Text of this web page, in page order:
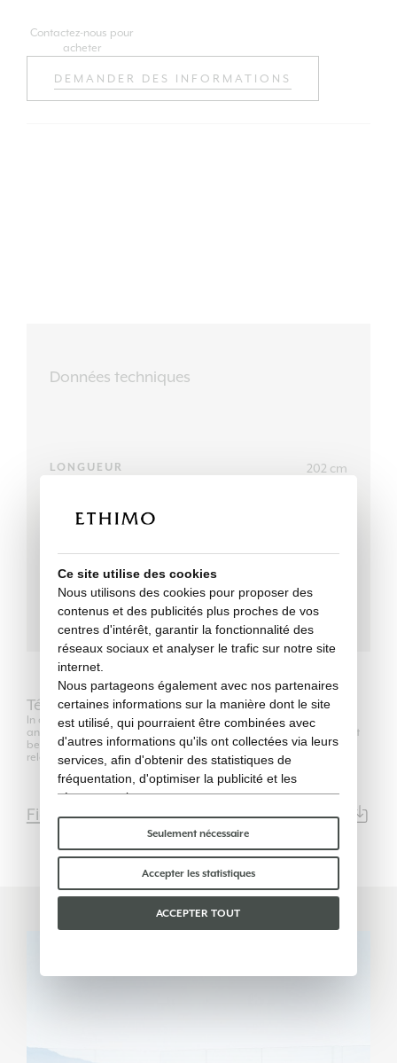
Contactez-nous pour
acheter
DEMANDER DES INFORMATIONS
Données techniques
LONGUEUR 202 cm
POIDS 17-13 kg
Télécharger
In compliance with the regulations of Copyright Law, the use of 2D
and 3D models is authorized only for its own purposes and can not
be transferred in any way to third parties, unrelated to the
relationship between the professional user and his client.
Fiche Technique PDF | 20392KB
Ce site utilise des cookies
Nous utilisons des cookies pour proposer des
contenus et des publicités plus proches de vos
centres d'intérêt, garantir la fonctionnalité des
réseaux sociaux et analyser le trafic sur notre site
internet.
Nous partageons également avec nos partenaires
certaines informations sur la manière dont le site
est utilisé, qui pourraient être combinées avec
d'autres informations qu'ils ont collectées via leurs
services, afin d'obtenir des statistiques de
fréquentation, d'optimiser la publicité et les
réseaux sociaux.
Certains cookies « techniques » sont
indispensables au bon fonctionnement du site et
ne traitent ni ne partagent aucune donnée
personnelle avec des tiers. Pour en savoir plus,
vous pouvez consulter notrepolitique en matière
Veuillez choisir les cookies que vous acceptez :
Seulement nécessaire
Accepter les statistiques
ACCEPTER TOUT